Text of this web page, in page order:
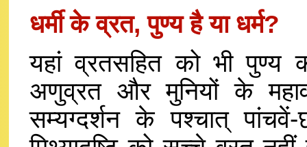
धर्मी के व्रत, पुण्य है या धर्म?
यहां व्रतसहित को भी
अणुव्रत और मुनियों के
सम्यग्दर्शन के पश्चात्